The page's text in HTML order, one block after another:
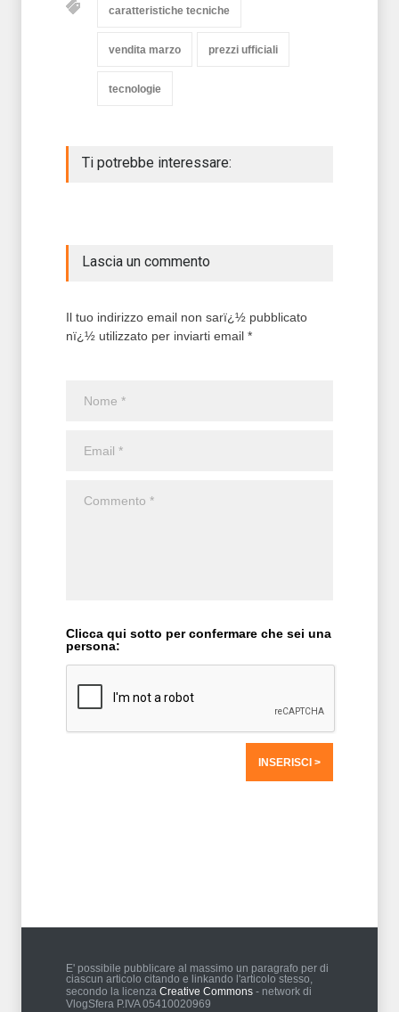
caratteristiche tecniche
vendita marzo prezzi ufficiali
tecnologie
Ti potrebbe interessare:
Lascia un commento
Il tuo indirizzo email non sarï¿½ pubblicato
nï¿½ utilizzato per inviarti email *
Clicca qui sotto per confermare che sei una
persona:
E' possibile pubblicare al massimo un paragrafo per di
ciascun articolo citando e linkando l'articolo stesso,
secondo la licenza Creative Commons - network di
VlogSfera P.IVA 05410020969